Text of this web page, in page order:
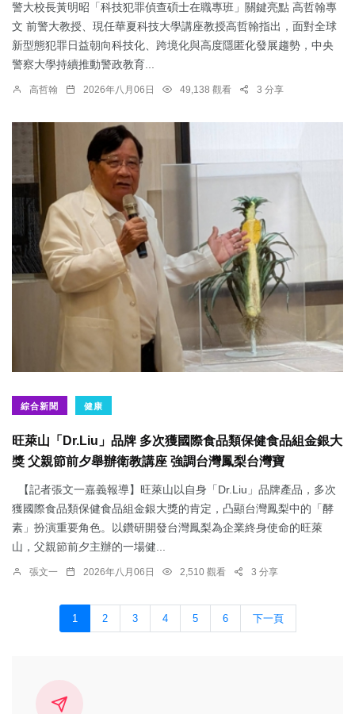
警大校長黃明昭「科技犯罪偵查碩士在職專班」關鍵亮點 高哲翰專
文 前警大教授、現任華夏科技大學講座教授高哲翰指出，面對全球
新型態犯罪日益朝向科技化、跨境化與高度隱匿化發展趨勢，中央
警察大學持續推動警政教育...
高哲翰 2026年八月06日 49,138 觀看 3 分享
綜合新聞 健康
旺萊山「Dr.Liu」品牌 多次獲國際食品類保健食品組金銀大
獎 父親節前夕舉辦衛教講座 強調台灣鳳梨台灣寶
【記者張文一嘉義報導】旺萊山以自身「Dr.Liu」品牌產品，多次
獲國際食品類保健食品組金銀大獎的肯定，凸顯台灣鳳梨中的「酵
素」扮演重要角色。以鑽研開發台灣鳳梨為企業終身使命的旺萊
山，父親節前夕主辦的一場健...
張文一 2026年八月06日 2,510 觀看 3 分享
1 2 3 4 5 6 下一頁